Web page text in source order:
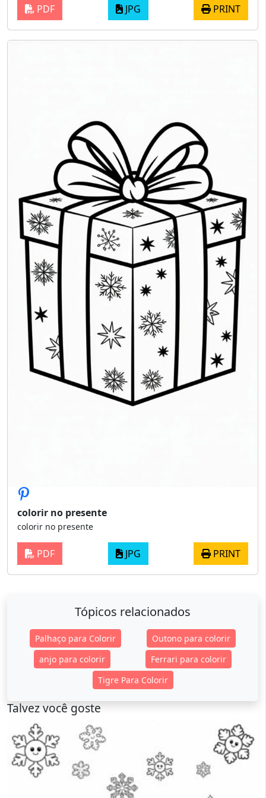
PDF JPG PRINT
colorir no presente
colorir no presente
PDF JPG PRINT
Tópicos relacionados
Palhaço para Colorir
Outono para colorir
anjo para colorir
Ferrari para colorir
Tigre Para Colorir
Talvez você goste